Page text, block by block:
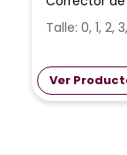
Talle: 0, 1, 2,
Ver